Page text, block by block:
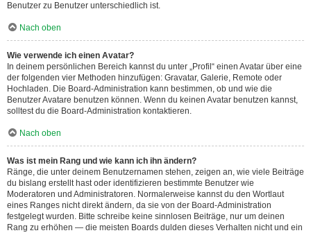
Benutzer zu Benutzer unterschiedlich ist.
Nach oben
Wie verwende ich einen Avatar?
In deinem persönlichen Bereich kannst du unter „Profil“ einen Avatar über eine
der folgenden vier Methoden hinzufügen: Gravatar, Galerie, Remote oder
Hochladen. Die Board-Administration kann bestimmen, ob und wie die
Benutzer Avatare benutzen können. Wenn du keinen Avatar benutzen kannst,
solltest du die Board-Administration kontaktieren.
Nach oben
Was ist mein Rang und wie kann ich ihn ändern?
Ränge, die unter deinem Benutzernamen stehen, zeigen an, wie viele Beiträge
du bislang erstellt hast oder identifizieren bestimmte Benutzer wie
Moderatoren und Administratoren. Normalerweise kannst du den Wortlaut
eines Ranges nicht direkt ändern, da sie von der Board-Administration
festgelegt wurden. Bitte schreibe keine sinnlosen Beiträge, nur um deinen
Rang zu erhöhen — die meisten Boards dulden dieses Verhalten nicht und ein